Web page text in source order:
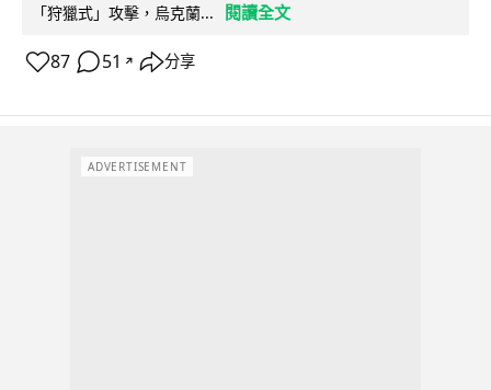
「狩獵式」攻擊，烏克蘭...
閱讀全文
87 51 ↗ 分享
ADVERTISEMENT